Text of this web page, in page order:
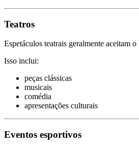
Teatros
Espetáculos teatrais geralmente aceitam
Isso inclui:
peças clássicas
musicais
comédia
apresentações culturais
Eventos esportivos